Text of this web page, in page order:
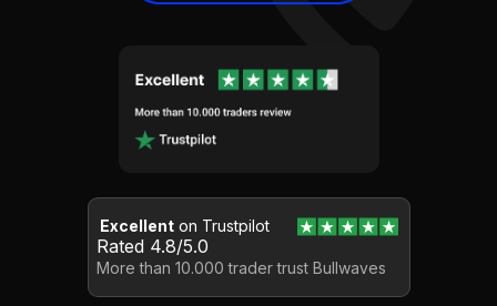
Excellenton Trustpilot
Rated 4.8/5.0
More than 10.000 trader trust Bullwaves